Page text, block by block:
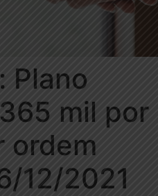
Plano
mil por
ordem
12/2021